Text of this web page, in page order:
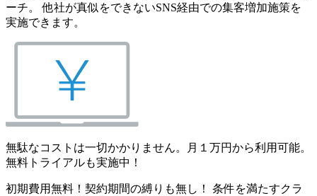
ーチ。 他社が真似をできないSNS経由での集客増加施策を
実施できます。
無駄なコストは一切かかりません。月１万円から利用可能。
無料トライアルも実施中！
初期費用無料！契約期間の縛りも無し！ 条件を満たすクラ